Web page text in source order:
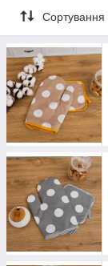
Сортування